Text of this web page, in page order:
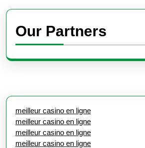
Our Partners
meilleur casino en ligne
meilleur casino en ligne
meilleur casino en ligne
meilleur casino en ligne